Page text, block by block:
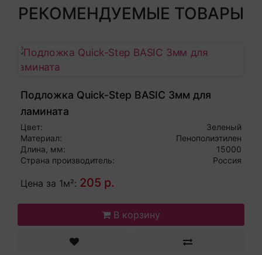
РЕКОМЕНДУЕМЫЕ ТОВАРЫ
Подложка Quick-Step BASIC 3мм для
ламината
Цвет:
Зеленый
Материал:
Пенополиэтилен
Длина, мм:
15000
Страна производитель:
Россия
Цена за 1м²: 205 р.
В корзину